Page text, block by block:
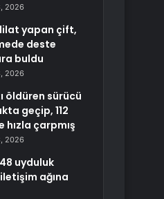
2026
yapan çift,
deste
buldu
2026
öldüren sürücü
geçip, 112
hızla çarpmış
2026
uyduluk
ağına